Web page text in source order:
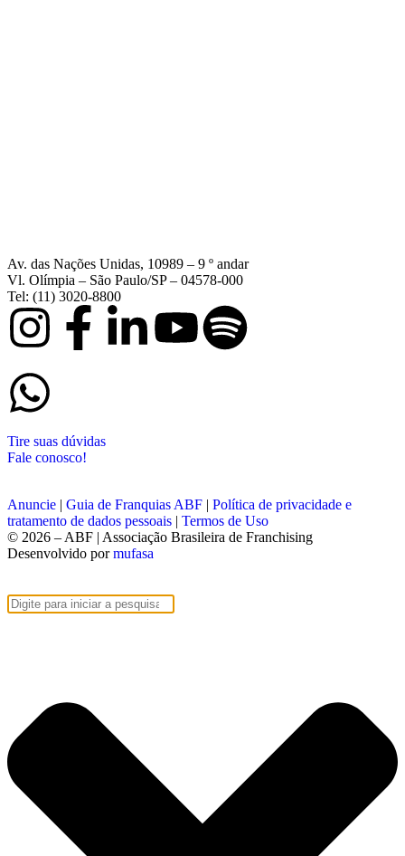
Av. das Nações Unidas, 10989 – 9 º andar
Vl. Olímpia – São Paulo/SP – 04578-000
Tel: (11) 3020-8800
Tire suas dúvidas
Fale conosco!
Anuncie | Guia de Franquias ABF | Política de privacidade e
tratamento de dados pessoais | Termos de Uso
© 2026 – ABF | Associação Brasileira de Franchising
Desenvolvido pormufasa